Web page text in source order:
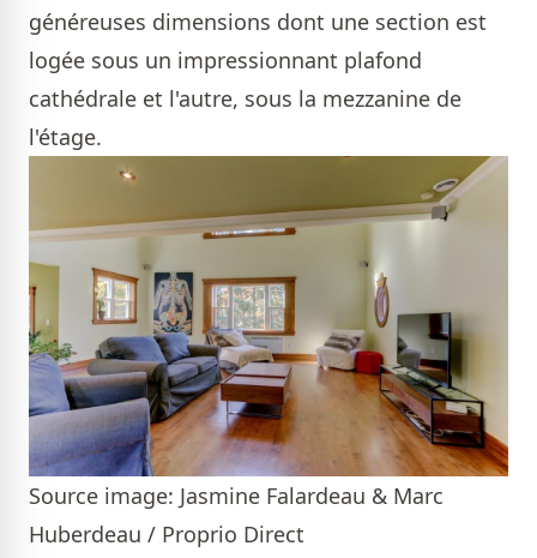
généreuses dimensions dont une section est
logée sous un impressionnant plafond
cathédrale et l'autre, sous la mezzanine de
l'étage.
Source image: Jasmine Falardeau & Marc
Huberdeau / Proprio Direct